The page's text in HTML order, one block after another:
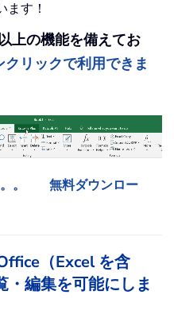
ます！
上の機能を備えてお
リックで利用できま
。
無料ダウンロー
（Excel を含
・編集を可能にしま